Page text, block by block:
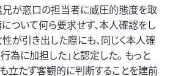
兄が窓口の担当者に威圧的態度を取
ついて何ら要求せず、本人確認をし
が引き出した際にも、同じく本人確
為に加担した」と認定した。 もっと
も立たず客観的に判断することを建前